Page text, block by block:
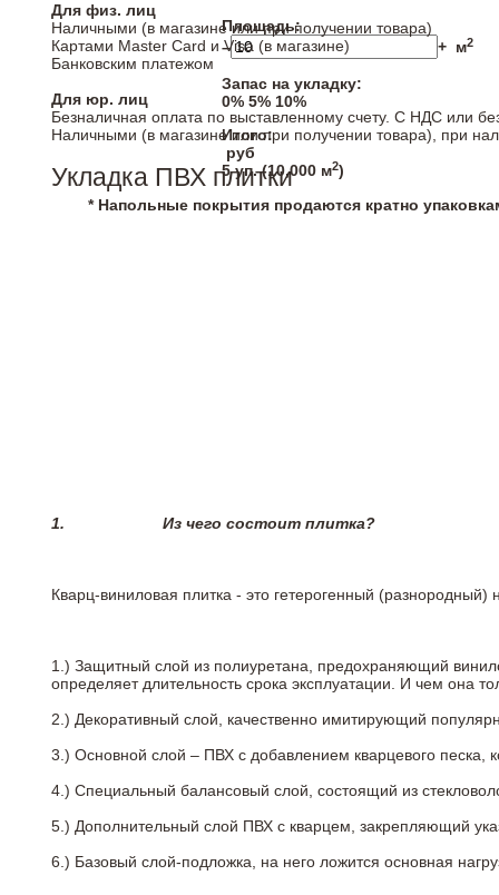
Площадь:
–
+ м2
Запас на укладку:
0% 5% 10%
Итого:
руб
5уп. (10,000 м2)
* Напольные покрытия продаются кратно
Для физ. лиц
Наличными (в магазине или при получении товара)
Картами Master Card и Visa (в магазине)
Банковским платежом
Для юр. лиц
Безналичная оплата по выставленному счету. С НДС или
Наличными (в магазине или при получении товара), при
Укладка ПВХ плитки
1. Из чего состоит плитка?
Кварц-виниловая плитка - это гетерогенный
1.) Защитный слой из полиуретана, предохраняющий
определяет длительность срока эксплуатации. И чем она
2.) Декоративный слой, качественно имитирующий
3.) Основной слой – ПВХ с добавлением кварцевого песка,
4.) Специальный балансовый слой, состоящий из
5.) Дополнительный слой ПВХ с кварцем, закрепляющий
6.) Базовый слой-подложка, на него ложится основная